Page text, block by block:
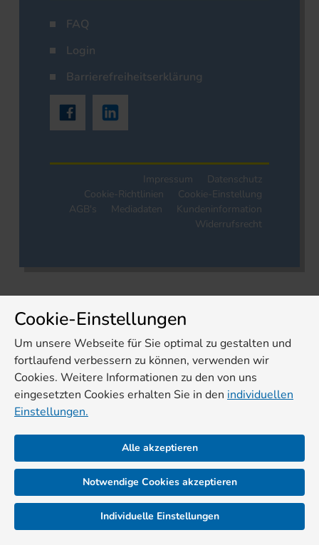
FAQ
Login
Barrierefreiheitserklärung
Impressum
Datenschutz
Cookie-Richtlinien
Cookie-Einstellung
AGB's
Mediadaten
Kundeninformation
Widerrufsrecht
Cookie-Einstellungen
Um unsere Webseite für Sie optimal zu gestalten und
fortlaufend verbessern zu können, verwenden wir
Cookies. Weitere Informationen zu den von uns
eingesetzten Cookies erhalten Sie in den individuellen
Einstellungen.
Alle akzeptieren
Notwendige Cookies akzeptieren
Individuelle Einstellungen